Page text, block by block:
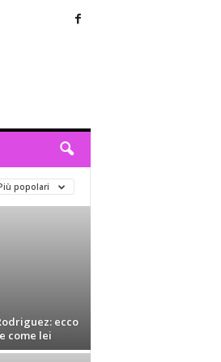
popolari
ecco
come lei